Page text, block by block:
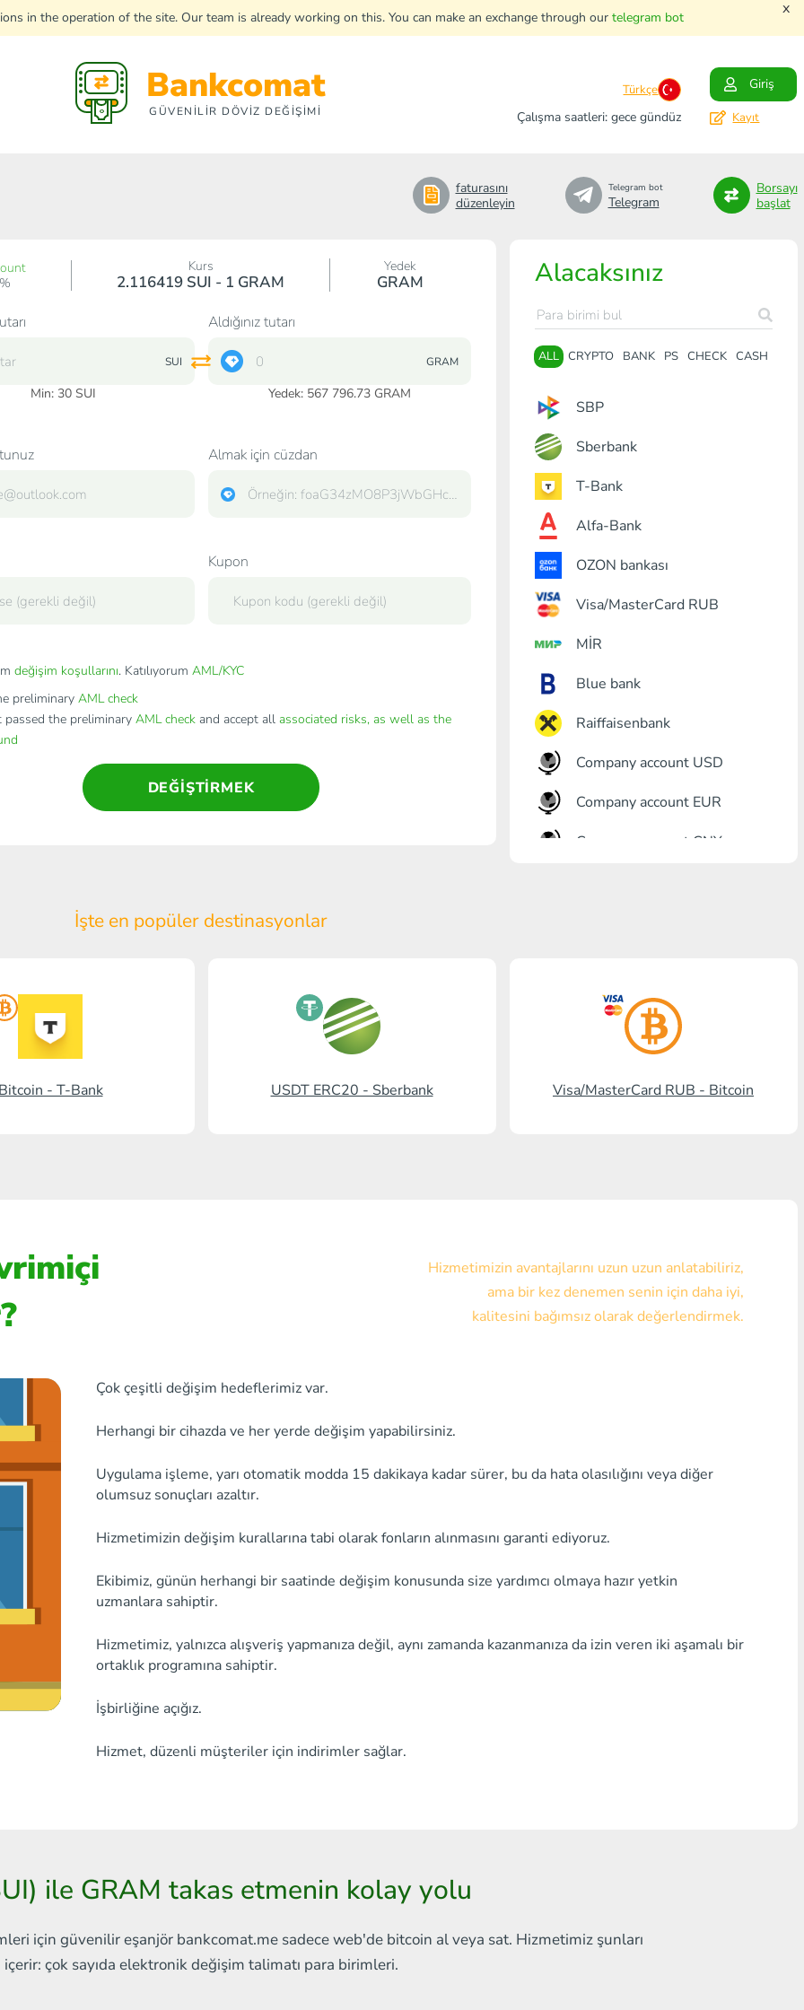
in the operation of the site. Our team is already working on this. You can make an exchange through our telegram bot x
Bankcomat
GÜVENİLİR DÖVİZ DEĞİŞİMİ
Türkçe
Giriş
Çalışma saatleri: gece gündüz
Kayıt
faturasını
düzenleyin
Telegram bot
Telegram
Borsayı
başlat
Alacaksınız
ALL CRYPTO BANK PS CHECK CASH
SBP
Sberbank
T-Bank
Alfa-Bank
OZON bankası
Visa/MasterCard RUB
MİR
Blue bank
Raiffaisenbank
Company account USD
Company account EUR
Company account CNY
Promsvyazbank
Rus standardı
Visa/MasterCard USD
Visa/MasterCard EUR
Herhangi bir banka KGS
Herhangi bir banka PLN
Ripple
Kurs
2.116419 SUI - 1 GRAM
Yedek
GRAM
SUI
Min: 30SUI
Aldığınız tutarı
GRAM
Yedek: 567 796.73 GRAM
Almak için cüzdan
Kupon
değişim koşullarını. Katılıyorum AML/KYC
preliminary AML check
the preliminary AML checkand accept all associated risks, as well as the
DEĞIŞTIRMEK
İşte en popüler destinasyonlar
Bitcoin - T-Bank USDT ERC20 - Sberbank Visa/MasterCard RUB - Bitcoin
Hizmetimizin avantajlarını uzun uzun anlatabiliriz,
ama bir kez denemen senin için daha iyi,
kalitesini bağımsız olarak değerlendirmek.
Çok çeşitli değişim hedeflerimiz var.
Herhangi bir cihazda ve her yerde değişim yapabilirsiniz.
Uygulama işleme, yarı otomatik modda 15 dakikaya kadar sürer, bu da hata olasılığını veya diğer
olumsuz sonuçları azaltır.
Hizmetimizin değişim kurallarına tabi olarak fonların alınmasını garanti ediyoruz.
Ekibimiz, günün herhangi bir saatinde değişim konusunda size yardımcı olmaya hazır yetkin
uzmanlara sahiptir.
Hizmetimiz, yalnızca alışveriş yapmanıza değil, aynı zamanda kazanmanıza da izin veren iki aşamalı bir
ortaklık programına sahiptir.
İşbirliğine açığız.
Hizmet, düzenli müşteriler için indirimler sağlar.
ile GRAM takas etmenin kolay yolu
için güvenilir eşanjör bankcomat.me sadece web'de bitcoin al veya sat. Hizmetimiz şunları
içerir: çok sayıda elektronik değişim talimatı para birimleri.